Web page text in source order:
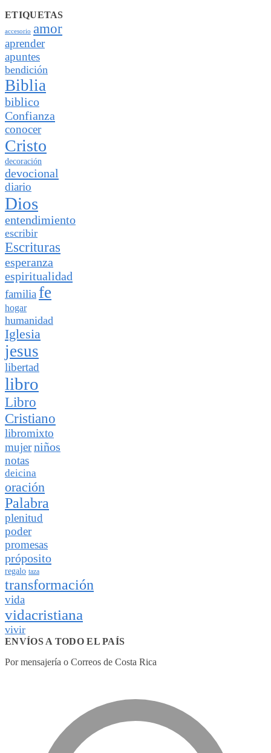
ETIQUETAS
accesorio amor
aprender
apuntes
bendición
Biblia
biblico
Confianza
conocer
Cristo
decoración
devocional
diario
Dios
entendimiento
escribir
Escrituras
esperanza
espiritualidad
familia fe
hogar
humanidad
Iglesia
jesus
libertad
libro
Libro
Cristiano
libromixto
mujerniños
notas
deicina
oración
Palabra
plenitud
poder
promesas
próposito
regalo taza
transformación
vida
vidacristiana
vivir
ENVÍOS A TODO EL PAÍS
Por mensajería o Correos de Costa Rica